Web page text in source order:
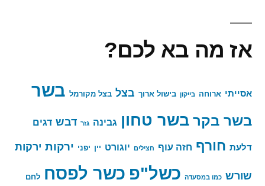
לנו
אז מה בא לכם?
אסייתי ארוחה בייקון בישול ארוך בצל בצל מקורמל בשר
בשר בקר בשר טחון גבינה גזר דבש דגים
דלעת חורף חזה עוף חצילים יוגורט יין יפני ירקות ירקות
שורש כמו במסעדה כשל"פ כשר לפסח לחם